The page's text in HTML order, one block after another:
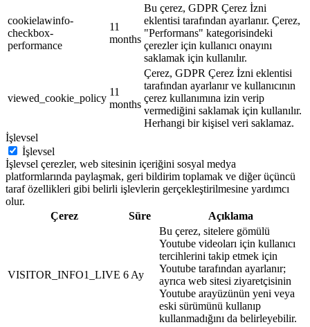
cookielawinfo-
checkbox-
performance
11
months
Bu çerez, GDPR Çerez İzni
eklentisi tarafından ayarlanır. Çerez,
"Performans" kategorisindeki
çerezler için kullanıcı onayını
saklamak için kullanılır.
viewed_cookie_policy
11
months
Çerez, GDPR Çerez İzni eklentisi
tarafından ayarlanır ve kullanıcının
çerez kullanımına izin verip
vermediğini saklamak için kullanılır.
Herhangi bir kişisel veri saklamaz.
İşlevsel
İşlevsel
İşlevsel çerezler, web sitesinin içeriğini sosyal medya
platformlarında paylaşmak, geri bildirim toplamak ve diğer üçüncü
taraf özellikleri gibi belirli işlevlerin gerçekleştirilmesine yardımcı
olur.
Çerez
Süre Açıklama
VISITOR_INFO1_LIVE 6 Ay
Bu çerez, sitelere gömülü
Youtube videoları için kullanıcı
tercihlerini takip etmek için
Youtube tarafından ayarlanır;
ayrıca web sitesi ziyaretçisinin
Youtube arayüzünün yeni veya
eski sürümünü kullanıp
kullanmadığını da belirleyebilir.